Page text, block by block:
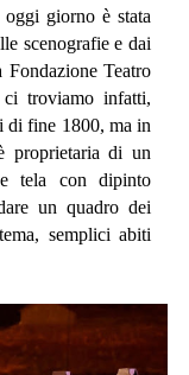
oggi giorno è stata
scenografie e dai
Teatro
troviamo infatti,
di fine 1800, ma in
proprietaria di un
tela con dipinto
un quadro dei
semplici abiti